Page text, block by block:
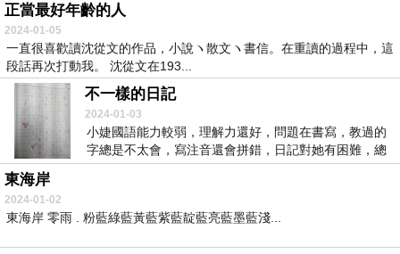
正當最好年齡的人
2024-01-05
一直很喜歡讀沈從文的作品，小說ヽ散文ヽ書信。在重讀的過程中，這
段話再次打動我。 沈從文在193...
不一樣的日記
2024-01-03
小婕國語能力較弱，理解力還好，問題在書寫，教過的
字總是不太會，寫注音還會拼錯，日記對她有困難，總
是被...
東海岸
2024-01-02
東海岸 零雨 . 粉藍綠藍黃藍紫藍靛藍亮藍墨藍淺...